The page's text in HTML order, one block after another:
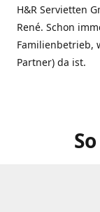
H&R Servietten
René. Schon
Familienbetrieb,
Partner) da ist.